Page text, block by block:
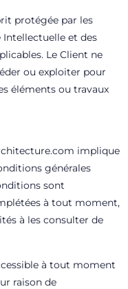
protégée par les
et des
Le Client ne
ou exploiter pour
éléments ou travaux
implique
générales
sont
à tout moment,
à les consulter de
à tout moment
raison de